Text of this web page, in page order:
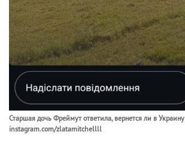
Старшая дочь Фреймут ответила, вернется ли в Украину
instagram.com/zlatamitchellll